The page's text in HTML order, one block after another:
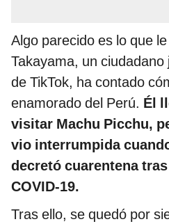
Algo parecido es lo que
Takayama, un
de TikTok, ha contado
enamorado del Perú. Él
visitar Machu Picchu,
vio interrumpida
decretó cuarentena
COVID-19.
Tras ello, se quedó por